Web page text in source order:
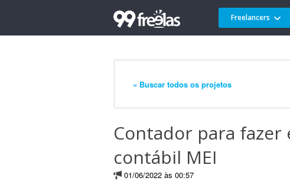
Freelancers
« Buscar todos os projetos
Contador para fazer
contábil MEI
01/06/2022 às 00:57